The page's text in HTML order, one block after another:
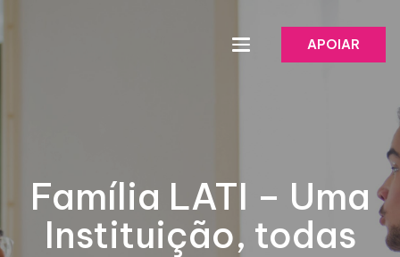
APOIAR
Família LATI – Uma
Instituição, todas